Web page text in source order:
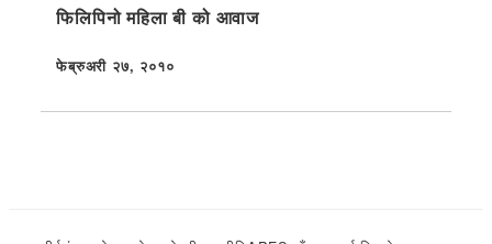
फिलिपिनो महिला बी को आवाज
प्रकाशित
फेब्रुअरी २७, २०१०